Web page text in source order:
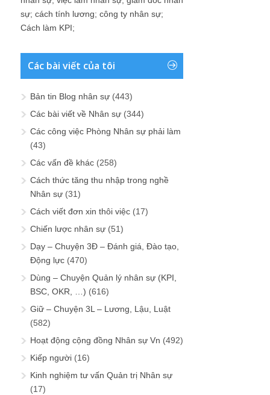
sự; cách tính lương; công ty nhân sự;
Cách làm KPI;
Các bài viết của tôi
Bản tin Blog nhân sự (443)
Các bài viết về Nhân sự (344)
Các công việc Phòng Nhân sự phải làm
(43)
Các vấn đề khác (258)
Cách thức tăng thu nhập trong nghề
Nhân sự (31)
Cách viết đơn xin thôi việc (17)
Chiến lược nhân sự (51)
Dạy – Chuyện 3Đ – Đánh giá, Đào tạo,
Động lực (470)
Dùng – Chuyện Quản lý nhân sự (KPI,
BSC, OKR, …) (616)
Giữ – Chuyện 3L – Lương, Lậu, Luật
(582)
Hoạt động cộng đồng Nhân sự Vn (492)
Kiếp người (16)
Kinh nghiệm tư vấn Quản trị Nhân sự
(17)